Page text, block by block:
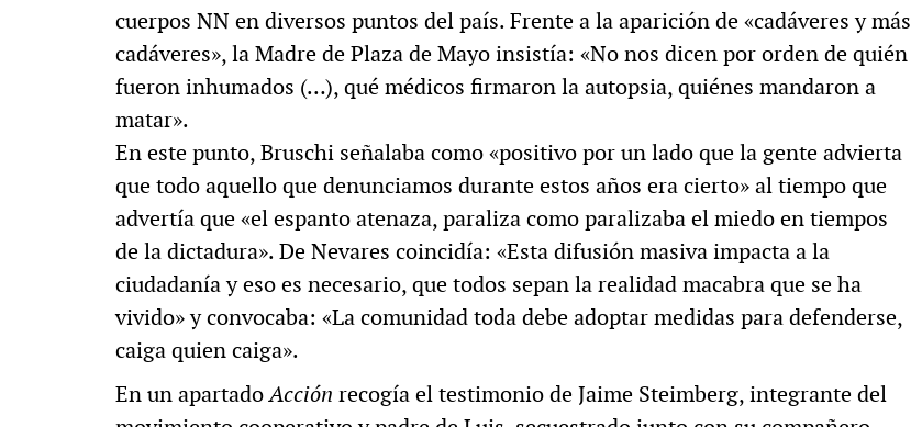
cuerpos NN en diversos puntos del país. Frente a la aparición de «cadáveres y más
cadáveres», la Madre de Plaza de Mayo insistía: «No nos dicen por orden de quién
fueron inhumados (…), qué médicos firmaron la autopsia, quiénes mandaron a
matar».
En este punto, Bruschi señalaba como «positivo por un lado que la gente advierta
que todo aquello que denunciamos durante estos años era cierto» al tiempo que
advertía que «el espanto atenaza, paraliza como paralizaba el miedo en tiempos
de la dictadura». De Nevares coincidía: «Esta difusión masiva impacta a la
ciudadanía y eso es necesario, que todos sepan la realidad macabra que se ha
vivido» y convocaba: «La comunidad toda debe adoptar medidas para defenderse,
caiga quien caiga».
En un apartadoAcción recogía el testimonio de Jaime Steimberg, integrante del